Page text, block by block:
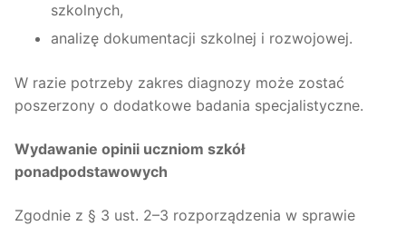
szkolnych,
analizę dokumentacji szkolnej i rozwojowej.
W razie potrzeby zakres diagnozy może zostać
poszerzony o dodatkowe badania specjalistyczne.
Wydawanie opinii uczniom szkół
ponadpodstawowych
Zgodnie z § 3 ust. 2–3 rozporządzenia w sprawie